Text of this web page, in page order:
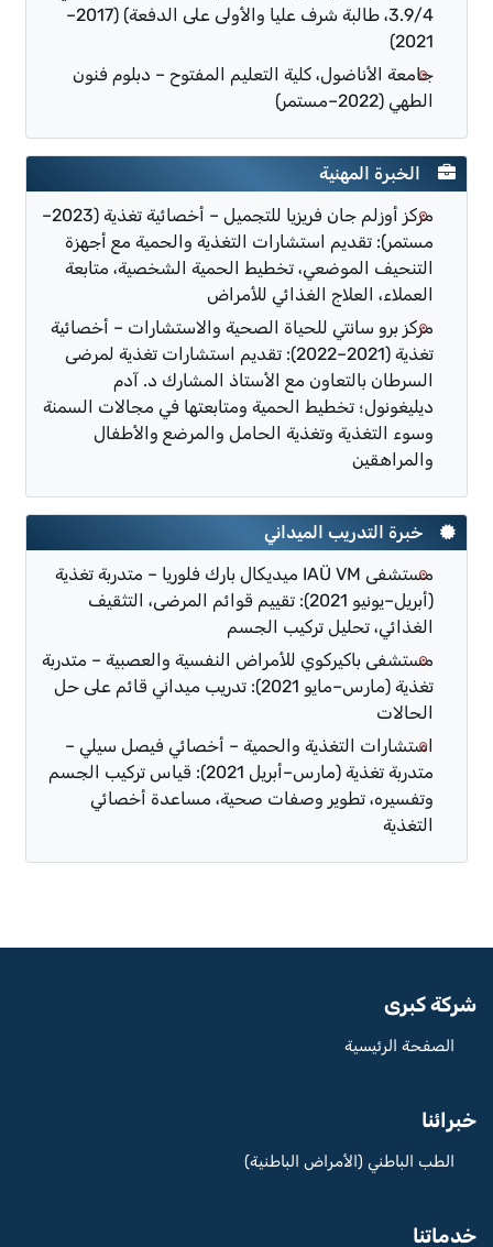
3.9/4، طالبة شرف عليا والأولى على الدفعة) (2017–
2021)
جامعة الأناضول، كلية التعليم المفتوح – دبلوم فنون
الطهي (2022–مستمر)
الخبرة المهنية
مركز أوزلم جان فريزيا للتجميل – أخصائية تغذية (2023–
مستمر): تقديم استشارات التغذية والحمية مع أجهزة
التنحيف الموضعي، تخطيط الحمية الشخصية، متابعة
العملاء، العلاج الغذائي للأمراض
مركز برو سانتي للحياة الصحية والاستشارات – أخصائية
تغذية (2021–2022): تقديم استشارات تغذية لمرضى
السرطان بالتعاون مع الأستاذ المشارك د. آدم
ديليغونول؛ تخطيط الحمية ومتابعتها في مجالات السمنة
وسوء التغذية وتغذية الحامل والمرضع والأطفال
والمراهقين
خبرة التدريب الميداني
مستشفى IAÜ VM ميديكال بارك فلوريا – متدربة تغذية
(أبريل–يونيو 2021): تقييم قوائم المرضى، التثقيف
الغذائي، تحليل تركيب الجسم
مستشفى باكيركوي للأمراض النفسية والعصبية – متدربة
تغذية (مارس–مايو 2021): تدريب ميداني قائم على حل
الحالات
استشارات التغذية والحمية – أخصائي فيصل سيلي –
متدربة تغذية (مارس–أبريل 2021): قياس تركيب الجسم
وتفسيره، تطوير وصفات صحية، مساعدة أخصائي
التغذية
شركة كبرى
الصفحة الرئيسية
خبرائنا
الطب الباطني (الأمراض الباطنية)
خدماتنا